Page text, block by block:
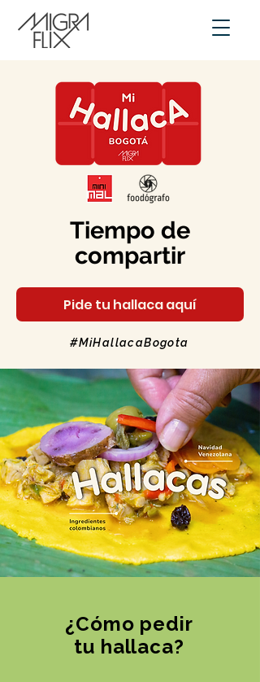
Tiempo de
compartir
Pide tu hallaca aquí
#MiHallacaBogota
¿Cómo pedir
tu hallaca?